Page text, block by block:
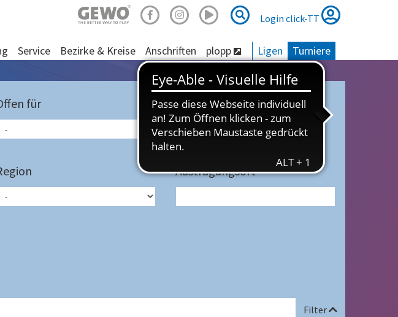
Suche
Suche
Login click-TT
Service Bezirke & Kreise Anschriften plopp Ligen Turniere
für
Austragungsort
Filter